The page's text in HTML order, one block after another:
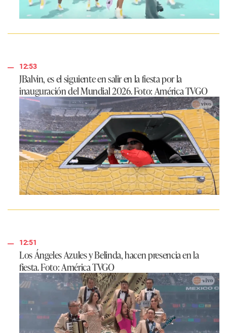
12:53
JBalvin, es el siguiente en salir en la fiesta por la
inauguración del Mundial 2026. Foto: América TVGO
12:51
Los Ángeles Azules y Belinda, hacen presencia en la
fiesta. Foto: América TVGO